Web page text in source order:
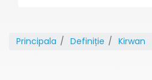
Principala Definiție Kirwan